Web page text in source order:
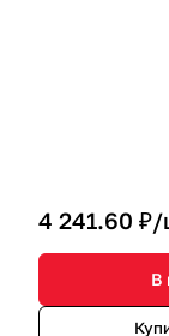
4 241.60 ₽/
В